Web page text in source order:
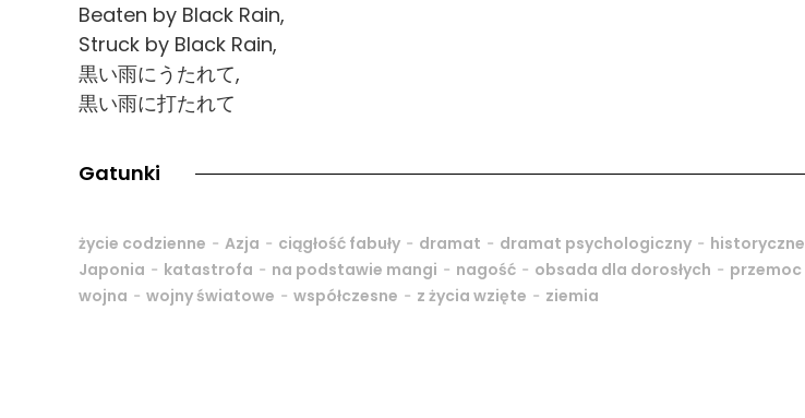
Beaten by Black Rain,
Struck by Black Rain,
黒い雨にうたれて,
黒い雨に打たれて
Gatunki
życie codzienne - Azja - ciągłość fabuły - dramat - dramat psychologiczny - historyczne
Japonia - katastrofa - na podstawie mangi - nagość - obsada dla dorosłych - przemoc
wojna - wojny światowe - współczesne - z życia wzięte - ziemia